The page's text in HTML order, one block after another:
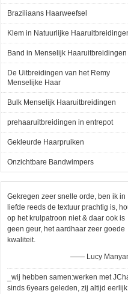
Braziliaans Haarweefsel
Klem in Natuurlijke
Band in Menselijk Haaruitbreidingen
De Uitbreidingen van het Remy
Menselijke Haar
Bulk Menselijk Haaruitbreidingen
prehaaruitbreidingen in entrepot
Gekleurde Haarpruiken
Onzichtbare Bandwimpers
Gekregen zeer snelle orde, ben ik in
liefde reeds de textuur prachtig is,
op het krulpatroon niet & daar ook is
geen geur, het aardhaar zeer goede
kwaliteit.
—— Lucy
_wij hebben samen:werken met
sinds 6years geleden, zij altijd